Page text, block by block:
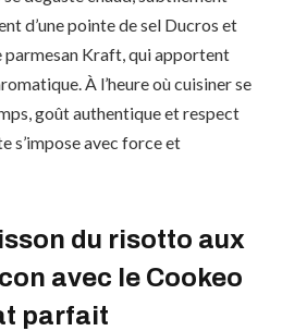
d’une pointe de sel Ducros et
parmesan Kraft, qui apportent
À l’heure où cuisiner se
goût authentique et respect
s’impose avec force et
du risotto aux
avec le Cookeo
parfait